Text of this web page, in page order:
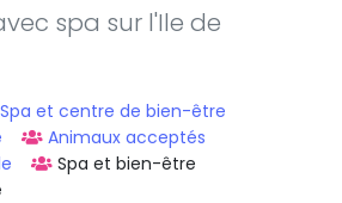
spa sur l'Ile de
Spa et centre de bien-être
Animaux acceptés
Spa et bien-être